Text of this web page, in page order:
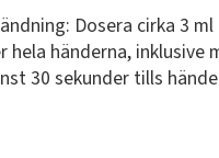
Dosera cirka 3
hela händerna,
30 sekunder tills